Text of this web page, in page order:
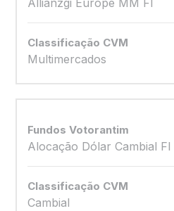
Entrar no Portal Antecipa BV
Allianzgi Europe MM FI
Classificação CVM
Multimercados
Fundos Votorantim
Alocação Dólar Cambial FI
Classificação CVM
Cambial